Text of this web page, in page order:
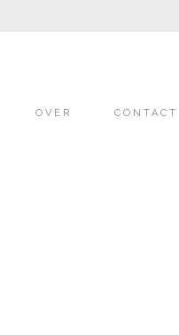
OVER CONTACT